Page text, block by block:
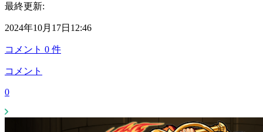
最終更新:
2024年10月17日12:46
コメント 0 件
コメント
0